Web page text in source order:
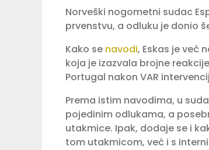
Norveški nogometni sudac
prvenstvu, a odluku je donio
Kako se navodi, Eskas je već
koja je izazvala brojne
Portugal nakon VAR
Prema istim navodima, u
pojedinim odlukama, a
utakmice. Ipak, dodaje se i
tom utakmicom, već i s